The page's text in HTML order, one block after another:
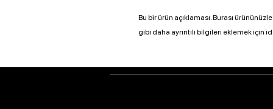
Bu bir ürün açıklaması. Burası
gibi daha ayrıntılı bilgileri eklemek için